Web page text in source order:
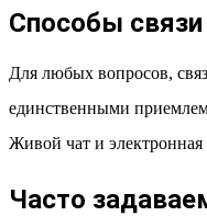
Способы связи
Для любых вопросов,
единственными
Живой чат и электронная
Часто